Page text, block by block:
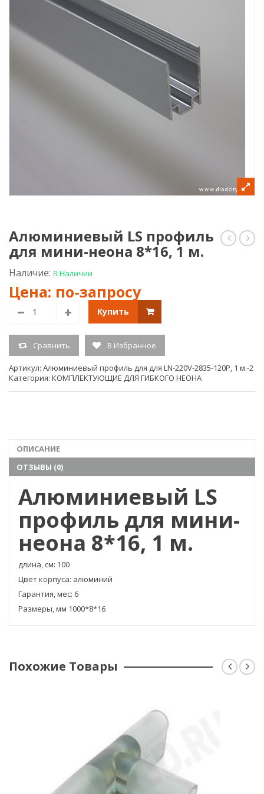
NCL-неон
Алюминиевый LS профиль
для мини-неона 8*16, 1 м.
Наличие: В Наличии
Купить
Сравнить В Избранное
Артикул: Алюминиевый профиль для для LN-220V-2835-120P, 1 м.-2
Категория: КОМПЛЕКТУЮЩИЕ ДЛЯ ГИБКОГО НЕОНА
ОПИСАНИЕ
ОТЗЫВЫ (0)
Алюминиевый LS
профиль для мини-
неона 8*16, 1 м.
длина, см: 100
Цвет корпуса: алюминий
Гарантия, мес: 6
Размеры, мм 1000*8*16
Похожие Товары